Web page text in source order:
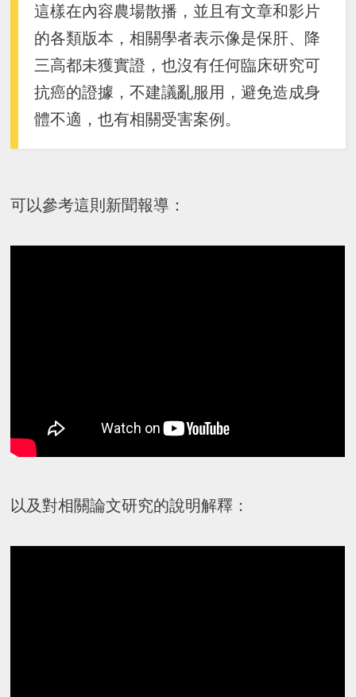
這樣在內容農場散播，並且有文章和影片
的各類版本，相關學者表示像是保肝、降
三高都未獲實證，也沒有任何臨床研究可
抗癌的證據，不建議亂服用，避免造成身
體不適，也有相關受害案例。
可以參考這則新聞報導：
以及對相關論文研究的說明解釋：